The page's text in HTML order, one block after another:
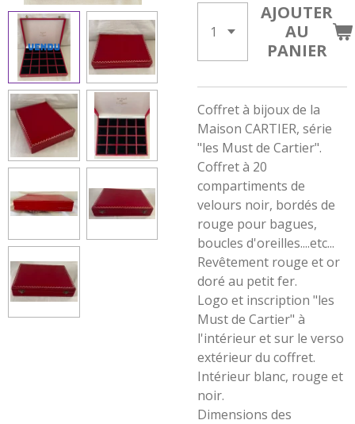
AJOUTER
AU
PANIER
Coffret à bijoux de la
Maison CARTIER, série
"les Must de Cartier".
Coffret à 20
compartiments de
velours noir, bordés de
rouge pour bagues,
boucles d'oreilles....etc...
Revêtement rouge et or
doré au petit fer.
Logo et inscription "les
Must de Cartier" à
l'intérieur et sur le verso
extérieur du coffret.
Intérieur blanc, rouge et
noir.
Dimensions des